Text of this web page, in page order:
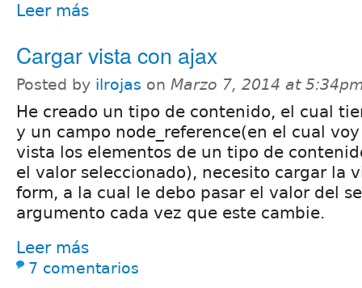
Leer más
Cargar vista con ajax
Posted by ilrojas on Marzo 7, 2014 at
He creado un tipo de contenido, el cual
y un campo node_reference(en el cual
vista los elementos de un tipo de
el valor seleccionado), necesito cargar la
form, a la cual le debo pasar el valor del
argumento cada vez que este cambie.
Leer más
7 comentarios